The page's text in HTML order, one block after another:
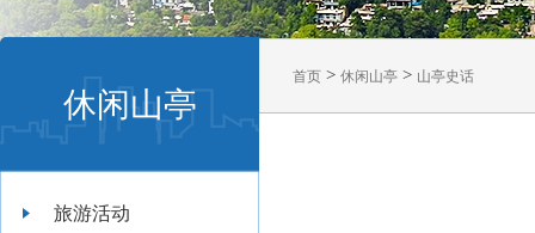
休闲山亭
旅游活动
首页 > 休闲山亭 > 山亭史话